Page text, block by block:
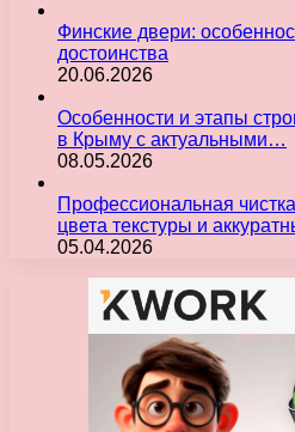
Финские двери:
достоинства
20.06.2026
Особенности и этапы
в Крыму с актуальными…
08.05.2026
Профессиональная
цвета текстуры и
05.04.2026